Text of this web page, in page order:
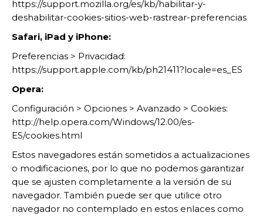
https://support.mozilla.org/es/kb/habilitar-y-
deshabilitar-cookies-sitios-web-rastrear-preferencias
Safari, iPad y iPhone:
Preferencias > Privacidad:
https://support.apple.com/kb/ph21411?locale=es_ES
Opera:
Configuración > Opciones > Avanzado > Cookies:
http://help.opera.com/Windows/12.00/es-
ES/cookies.html
Estos navegadores están sometidos a actualizaciones
o modificaciones, por lo que no podemos garantizar
que se ajusten completamente a la versión de su
navegador. También puede ser que utilice otro
navegador no contemplado en estos enlaces como